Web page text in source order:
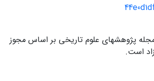
پژوهشهای علوم تاریخی بر اساس مجوز
است.